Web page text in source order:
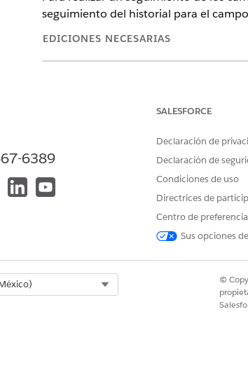
seguimiento del historial para el
EDICIONES NECESARIAS
Para activar el seguimiento del historial:
Desde Configuración, en el Gestor de
En la ficha Campos y relaciones,
Límite aplicadoy guarde sus
6389
SALESFORCE
Declaración de
Declaración de
Condiciones de uso
Directrices de
Centro de
Sus opciones
©